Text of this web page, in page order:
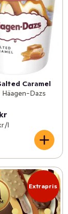
Caramel
Dazs
/l
Extrapris